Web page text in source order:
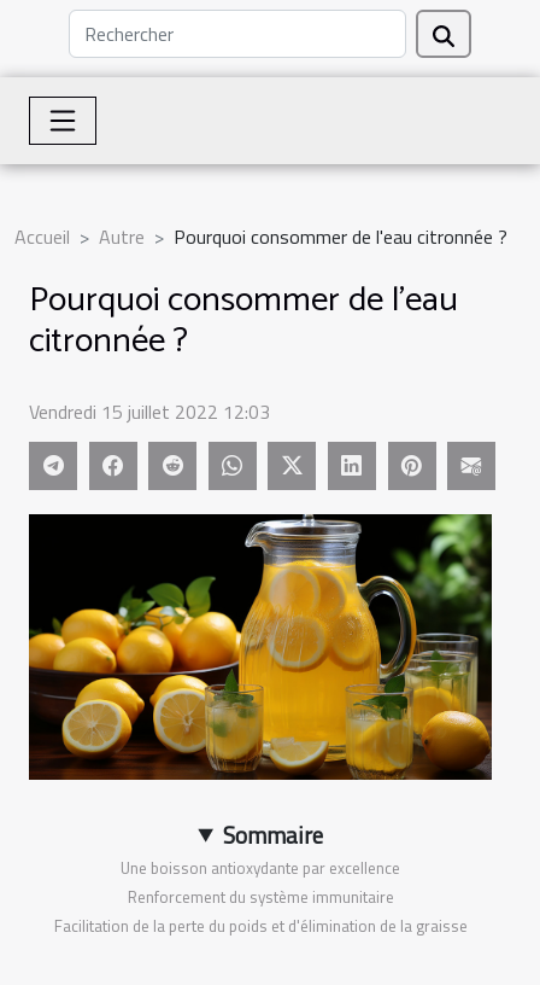
Accueil Autre Pourquoi consommer de l'eau citronnée ?
Pourquoi consommer de l'eau
citronnée ?
Vendredi 15 juillet 2022 12:03
Sommaire
Une boisson antioxydante par excellence
Renforcement du système immunitaire
Facilitation de la perte du poids et d'élimination de la graisse